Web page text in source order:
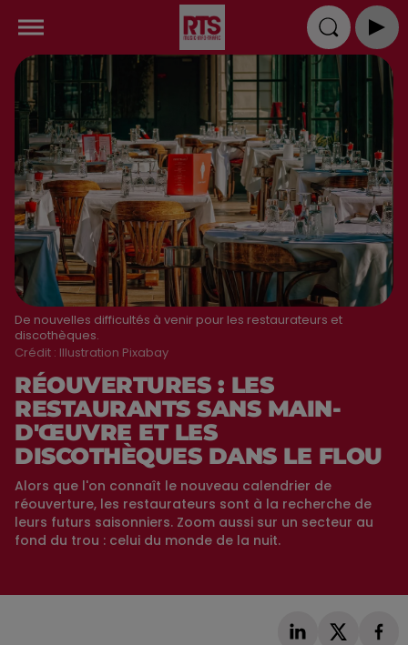
De nouvelles difficultés à venir pour les restaurateurs et
discothèques.
Crédit : Illustration Pixabay
RÉOUVERTURES : LES
RESTAURANTS SANS MAIN-
D'ŒUVRE ET LES
DISCOTHÈQUES DANS LE FLOU
Alors que l'on connaît le nouveau calendrier de
réouverture, les restaurateurs sont à la recherche de
leurs futurs saisonniers. Zoom aussi sur un secteur au
fond du trou : celui du monde de la nuit.